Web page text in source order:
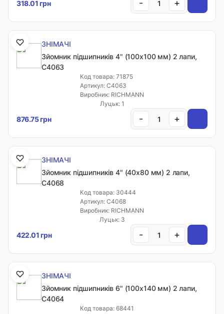
Меню
Каталог товарів
Закладки
Інформація
Кабінет клієнта
Доставка і оплата
Гурт
Відгуки
Калькулятори
318.01 грн - +
ЗНІМАЧІ
Зйомник підшипників 4" (100х100 мм) 2 лапи,
C4063
Код товара: 71875
Артикул: C4063
Виробник: RICHMANN
Луцьк: 1
876.75 грн - +
ЗНІМАЧІ
Зйомник підшипників 4" (40х80 мм) 2 лапи,
C4068
Код товара: 30444
Артикул: C4068
Виробник: RICHMANN
Луцьк: 3
422.01 грн - +
ЗНІМАЧІ
Зйомник підшипників 6" (100х140 мм) 2 лапи,
C4064
Код товара: 68441